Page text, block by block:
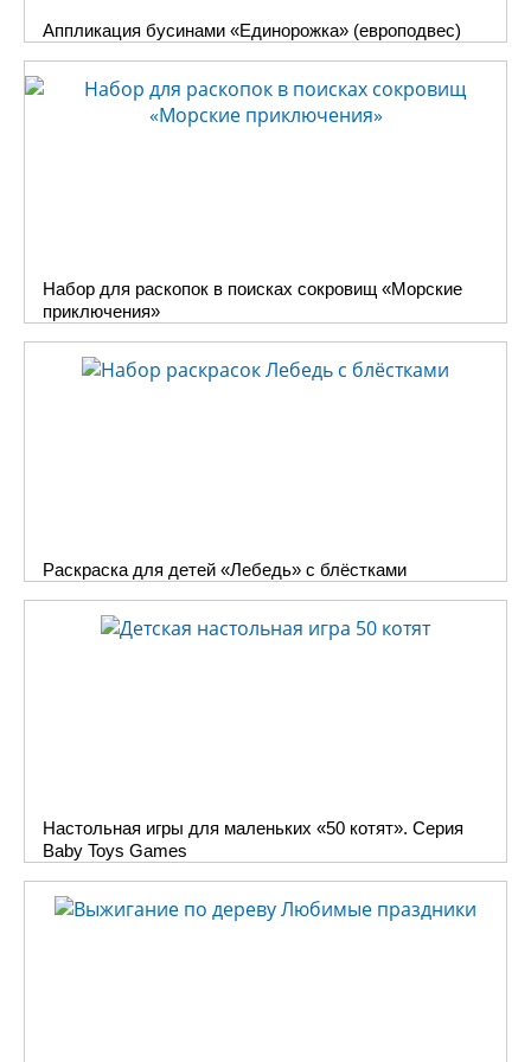
Аппликация бусинами «Единорожка» (европодвес)
Набор для раскопок в поисках сокровищ «Морские
приключения»
Раскраска для детей «Лебедь» с блёстками
Настольная игры для маленьких «50 котят». Серия
Baby Toys Gаmes